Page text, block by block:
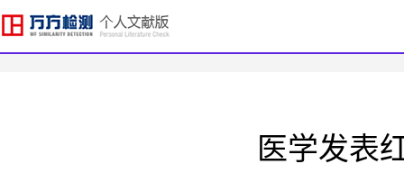
医学发表